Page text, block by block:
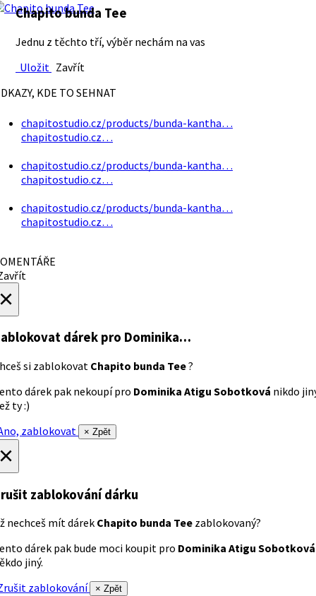
Chapito bunda Tee
Jednu z těchto tří, výběr nechám na vas
Uložit Zavřít
KDE TO SEHNAT
chapitostudio.cz/products/bunda-kantha…
chapitostudio.cz…
chapitostudio.cz/products/bunda-kantha…
chapitostudio.cz…
chapitostudio.cz/products/bunda-kantha…
chapitostudio.cz…
dárek pro Dominika…
si zablokovat Chapito bunda Tee?
dárek pak nekoupí pro Dominika Atigu Sobotková nikdo
ty :)
zablokovat
× Zpět
zablokování dárku
nechceš mít dárek Chapito bunda Tee zablokovaný?
dárek pak bude moci koupit pro Dominika Atigu Sobotková
jiný.
zablokování
× Zpět